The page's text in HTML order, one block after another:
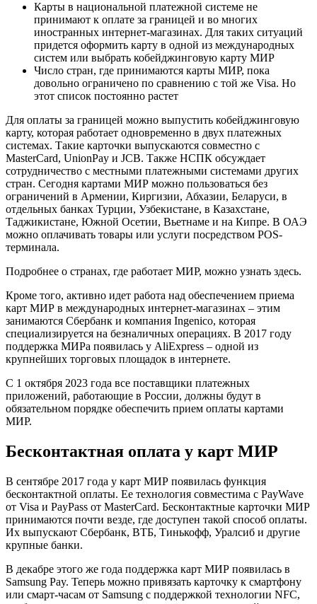
Карты в национальной платежной системе не
принимают к оплате за границей и во многих
иностранных интернет-магазинах. Для таких ситуаций
придется оформить карту в одной из международных
систем или выбрать кобейджинговую карту МИР
Число стран, где принимаются карты МИР, пока
довольно ограничено по сравнению с той же Visa. Но
этот список постоянно растет
Для оплаты за границей можно выпустить кобейджинговую
карту, которая работает одновременно в двух платежных
системах. Такие карточки выпускаются совместно с
MasterCard, UnionPay и JCB. Также НСПК обсуждает
сотрудничество с местными платежными системами других
стран. Сегодня картами МИР можно пользоваться без
ограничений в Армении, Киргизии, Абхазии, Беларуси, в
отдельных банках Турции, Узбекистане, в Казахстане,
Таджикистане, Южной Осетии, Вьетнаме и на Кипре. В ОАЭ
можно оплачивать товары или услуги посредством POS-
терминала.
Подробнее о странах, где работает МИР, можно узнать здесь.
Кроме того, активно идет работа над обеспечением приема
карт МИР в международных интернет-магазинах – этим
занимаются Сбербанк и компания Ingenico, которая
специализируется на безналичных операциях. В 2017 году
поддержка МИРа появилась у AliExpress – одной из
крупнейших торговых площадок в интернете.
С 1 октября 2023 года все поставщики платежных
приложений, работающие в России, должны будут в
обязательном порядке обеспечить прием оплаты картами
МИР.
Бесконтактная оплата у карт МИР
В сентябре 2017 года у карт МИР появилась функция
бесконтактной оплаты. Ее технология совместима с PayWave
от Visa и PayPass от MasterCard. Бесконтактные карточки МИР
принимаются почти везде, где доступен такой способ оплаты.
Их выпускают Сбербанк, ВТБ, Тинькофф, Уралсиб и другие
крупные банки.
В декабре этого же года поддержка карт МИР появилась в
Samsung Pay. Теперь можно привязать карточку к смартфону
или смарт-часам от Samsung с поддержкой технологии NFC,